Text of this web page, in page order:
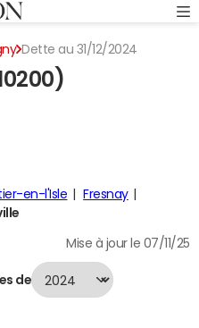
Dette au 31/12/2024
en-l'Isle
Fresnay
Mise à jour le 07/11/25
de